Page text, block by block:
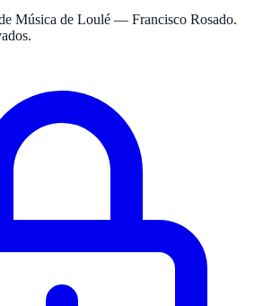
Música de Loulé — Francisco Rosado.